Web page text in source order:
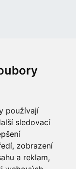
používají
sledovací
zobrazení
a reklam,
11